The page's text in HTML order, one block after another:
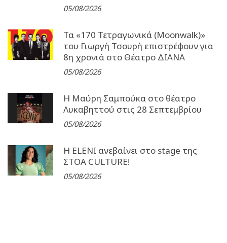
05/08/2026
Τα «170 Τετραγωνικά (Moonwalk)»
του Γιωργή Τσουρή επιστρέφουν για
8η χρονιά στο Θέατρο ΔΙΑΝΑ
05/08/2026
Η Μαύρη Σαμπούκα στο θέατρο
Λυκαβηττού στις 28 Σεπτεμβρίου
05/08/2026
Η ELENI ανεβαίνει στο stage της
ΣΤΟΑ CULTURE!
05/08/2026